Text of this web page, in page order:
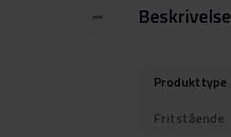
Beskrivelse
Produkttype
Fritstående